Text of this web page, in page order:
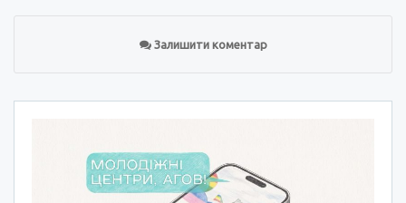
Залишити коментар